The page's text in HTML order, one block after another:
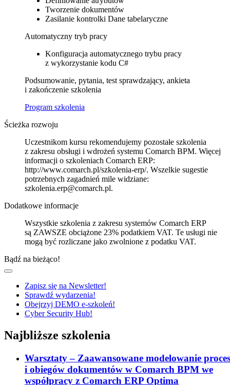
Tworzenie dokumentów
Zasilanie kontrolki Dane tabelaryczne
Automatyczny tryb pracy
Konfiguracja automatycznego trybu pracy
z wykorzystanie kodu C#
Podsumowanie, pytania, test sprawdzający, ankieta
i zakończenie szkolenia
Program szkolenia
Ścieżka rozwoju
Uczestnikom kursu rekomendujemy pozostałe szkolenia
z zakresu obsługi i wdrożeń systemu Comarch BPM. Więcej
informacji o szkoleniach Comarch ERP:
http://www.comarch.pl/szkolenia-erp/. Wszelkie sugestie
potrzebnych zagadnień mile widziane:
szkolenia.erp@comarch.pl.
Dodatkowe informacje
Wszystkie szkolenia z zakresu systemów Comarch ERP
są ZAWSZE obciążone 23% podatkiem VAT. Te usługi nie
mogą być rozliczane jako zwolnione z podatku VAT.
Bądź na bieżąco!
Zapisz się na Newsletter!
Sprawdź wydarzenia!
Obejrzyj DEMO e-szkoleń!
Cyber Security Hub!
Najbliższe szkolenia
Warsztaty – Zaawansowane modelowanie
i obiegów dokumentów w Comarch BPM we
współpracy z Comarch ERP Optima